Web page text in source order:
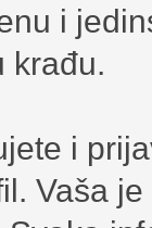
i
krađu.
i
Vaša